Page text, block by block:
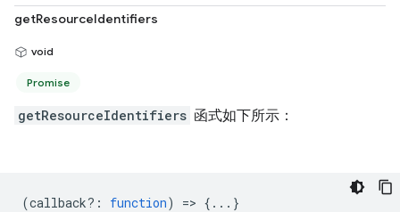
getResourceIdentifiers
void
Promise
getResourceIdentifiers 函式如下所示：
(callback? : function) => {...}